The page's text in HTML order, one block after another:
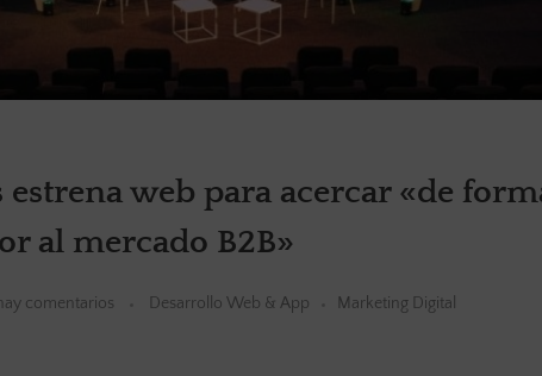
web para acercar «de
al mercado B2B»
comentarios Desarrollo Web & App Marketing Digital